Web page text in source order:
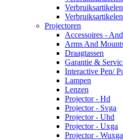
Projectoren
Accessoires -
Arms And
Draagtassen
Garantie &
Interactive Pen/
Lampen
Lenzen
Projector - Hd
Projector - Svga
Projector - Uhd
Projector - Uxga
Projector - Wuxga